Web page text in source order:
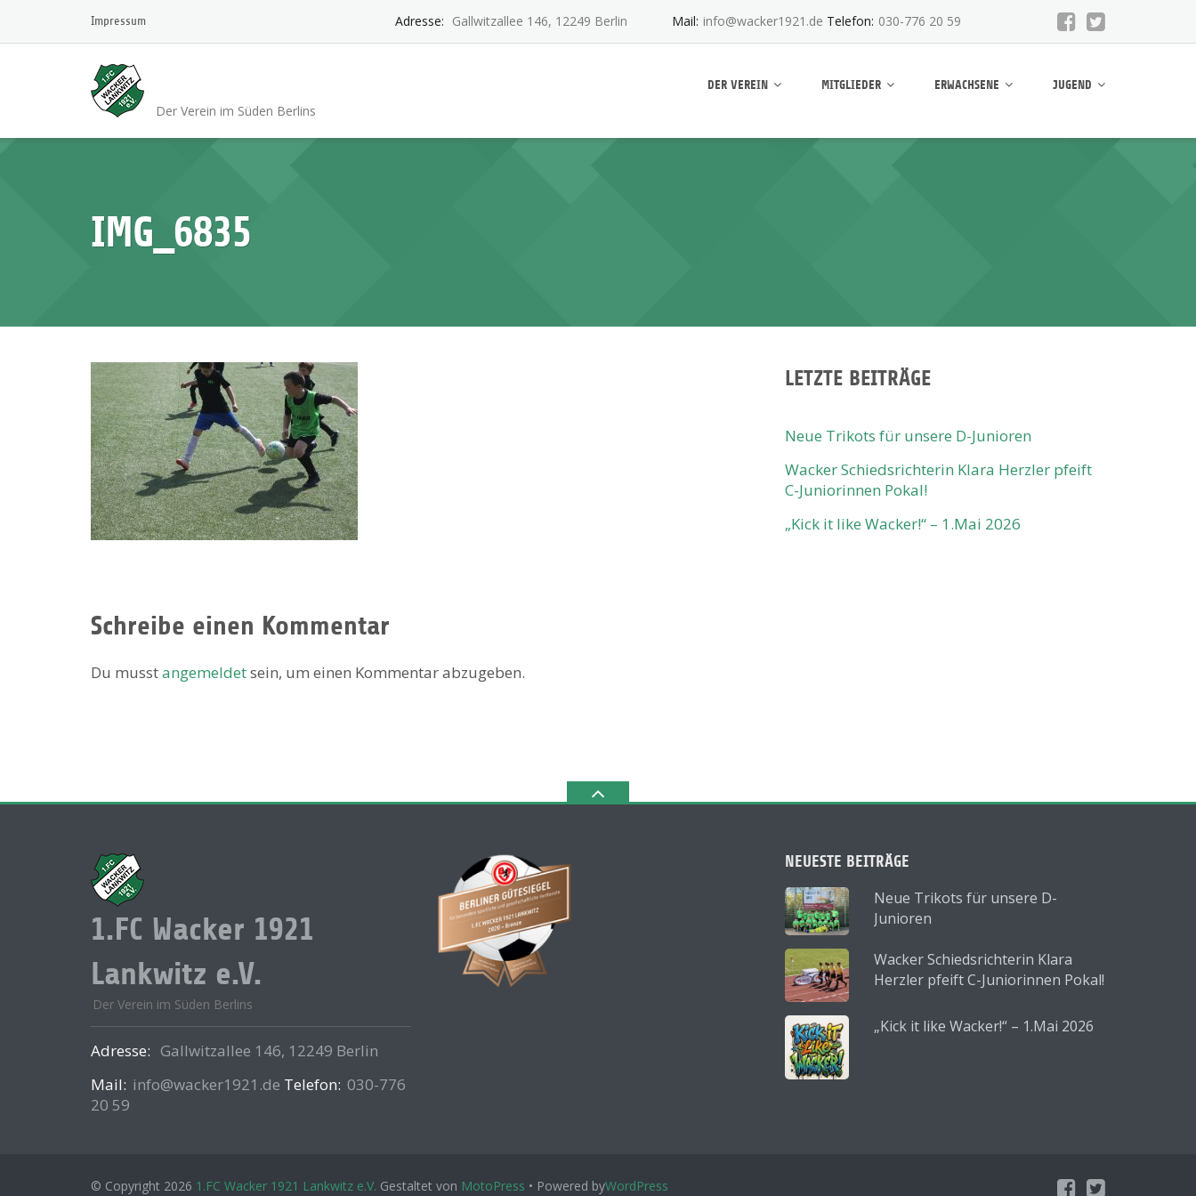
content
Impressum Adresse: Gallwitzallee 146, 12249 Berlin Mail: info@wacker1921.de Telefon: 030-776 20 59
Der Verein im Süden Berlins
DER VEREIN MITGLIEDER ERWACHSENE JUGEND
IMG_6835
Schreibe einen Kommentar
Du musstangemeldetsein, um einen Kommentar abzugeben.
LETZTE BEITRÄGE
Neue Trikots für unsere D-Junioren
Wacker Schiedsrichterin Klara Herzler pfeift
C-Juniorinnen Pokal!
„Kick it like Wacker!“ – 1.Mai 2026
1.FC Wacker 1921
Lankwitz e.V.
Der Verein im Süden Berlins
Adresse: Gallwitzallee 146, 12249 Berlin
Mail: info@wacker1921.de Telefon: 030-776
20 59
NEUESTE BEITRÄGE
Neue Trikots für unsere D-
Junioren
Wacker Schiedsrichterin Klara
Herzler pfeift C-Juniorinnen Pokal!
„Kick it like Wacker!“ – 1.Mai 2026
© Copyright 2026 1.FC Wacker 1921 Lankwitz e.V. Gestaltet von MotoPress • Powered byWordPress